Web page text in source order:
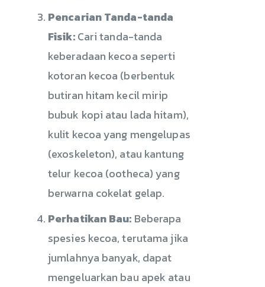
Pencarian Tanda-tanda
Fisik:Cari tanda-tanda
keberadaan kecoa seperti
kotoran kecoa (berbentuk
butiran hitam kecil mirip
bubuk kopi atau lada hitam),
kulit kecoa yang mengelupas
(exoskeleton), atau kantung
telur kecoa (ootheca) yang
berwarna cokelat gelap.
Perhatikan Bau: Beberapa
spesies kecoa, terutama jika
jumlahnya banyak, dapat
mengeluarkan bau apek atau